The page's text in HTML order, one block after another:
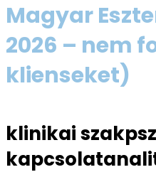
Magyar
2026 – nem
klienseket)
klinikai